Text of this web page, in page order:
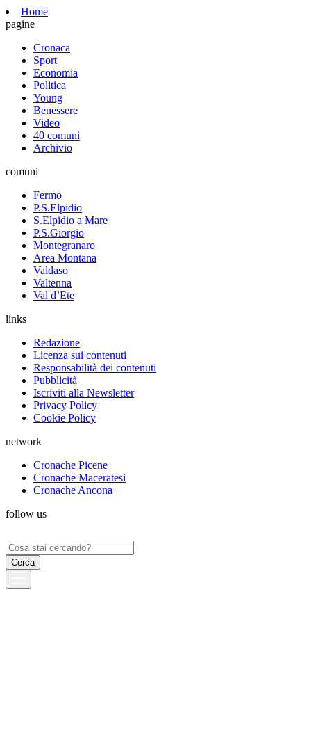
Home
pagine
Cronaca
Sport
Economia
Politica
Young
Benessere
Video
40 comuni
Archivio
comuni
Fermo
P.S.Elpidio
S.Elpidio a Mare
P.S.Giorgio
Montegranaro
Area Montana
Valdaso
Valtenna
Val d’Ete
links
Redazione
Licenza sui contenuti
Responsabilità dei contenuti
Pubblicità
Iscriviti alla Newsletter
Privacy Policy
Cookie Policy
network
Cronache Picene
Cronache Maceratesi
Cronache Ancona
follow us
Ricerca
per: